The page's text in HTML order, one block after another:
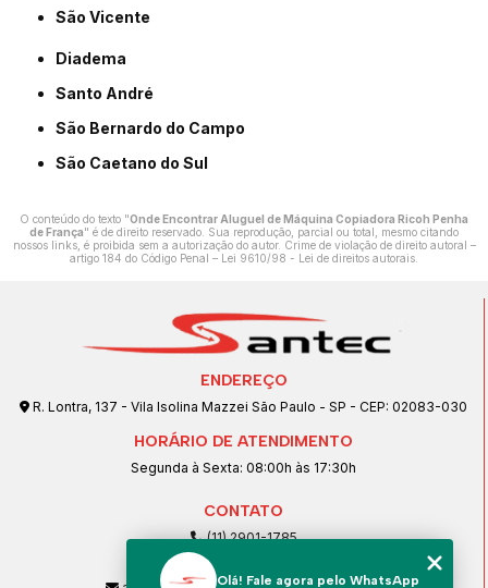
São Vicente
Diadema
Santo André
São Bernardo do Campo
São Caetano do Sul
O conteúdo do texto "Onde Encontrar Aluguel de Máquina Copiadora Ricoh Penha
de França" é de direito reservado. Sua reprodução, parcial ou total, mesmo citando
nossos links, é proibida sem a autorização do autor. Crime de violação de direito autoral –
artigo 184 do Código Penal – Lei 9610/98 - Lei de direitos autorais
ENDEREÇO
R. Lontra, 137 - Vila Isolina Mazzei São Paulo - SP - CEP: 02083-030
HORÁRIO DE ATENDIMENTO
Segunda à Sexta: 08:00h às 17:30h
CONTATO
(11) 2901-1785
(11) 99239-1832
Olá! Fale agora pelo WhatsApp